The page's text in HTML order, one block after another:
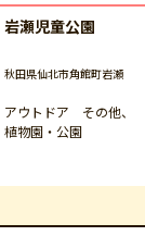
岩瀬児童公園
秋田県仙北市角館町岩瀬
アウトドア その他、
植物園・公園